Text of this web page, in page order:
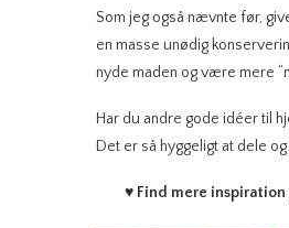
Som jeg også nævnte før,
en masse unødig
nyde maden og være mere
Har du andre gode idéer til
Det er så hyggeligt at dele
♥ Find mere inspiration